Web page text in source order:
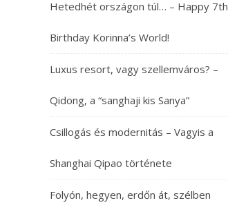
Hetedhét országon túl… – Happy 7th
Birthday Korinna’s World!
Luxus resort, vagy szellemváros? –
Qidong, a “sanghaji kis Sanya”
Csillogás és modernitás – Vagyis a
Shanghai Qipao története
Folyón, hegyen, erdőn át, szélben